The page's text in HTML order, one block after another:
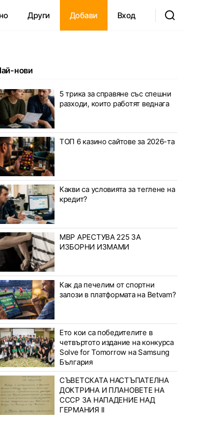
Други Добави Вход
нови
5 трика за справяне със спешни
разходи, които работят веднага
ТОП 6 казино сайтове за 2026-та
Какви са условията за теглене на
кредит?
МВР АРЕСТУВА 225 ЗА
ИЗБОРНИ ИЗМАМИ
Как да печелим от спортни
залози в платформата на Betvam?
Ето кои са победителите в
четвъртото издание на конкурса
Solve for Tomorrow на Samsung
България
СЪВЕТСКАТА НАСТЪПАТЕЛНА
ДОКТРИНА И ПЛАНОВЕТЕ НА
СССР ЗА НАПАДЕНИЕ НАД
ГЕРМАНИЯ II